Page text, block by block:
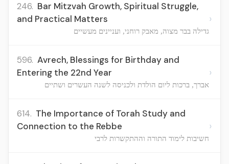
246. Bar Mitzvah Growth, Spiritual Struggle,
and Practical Matters
גדילה בבר מצוה, מאבק רוחני, ועניינים מעשיים
›
596. Avrech, Blessings for Birthday and
Entering the 22nd Year
אברך, ברכות ליום הולדת ולכניסה לשנה העשרים ושתיים
›
614. The Importance of Torah Study and
Connection to the Rebbe
חשיבות לימוד התורה וההתקשרות לרבי
›